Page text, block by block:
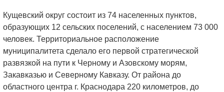
Кущевский округ состоит из 74 населенных пунктов,
образующих 12 сельских поселений, с населением 73 000
человек. Территориальное расположение
муниципалитета сделало его первой стратегической
развязкой на пути к Черному и Азовскому морям,
Закавказью и Северному Кавказу. От района до
областного центра г. Краснодара 220 километров, до